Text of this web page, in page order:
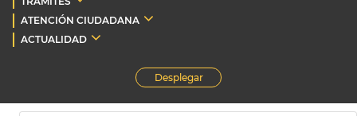
ATENCIÓN CIUDADANA
ACTUALIDAD
Desplegar